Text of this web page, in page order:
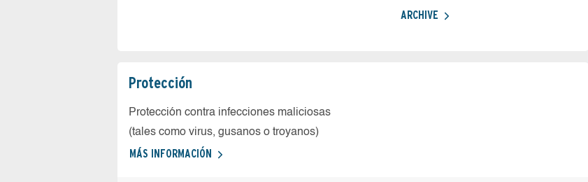
ARCHIVE
Protección
Protección contra infecciones maliciosas
(tales como virus, gusanos o troyanos)
MÁS INFORMACIÓN